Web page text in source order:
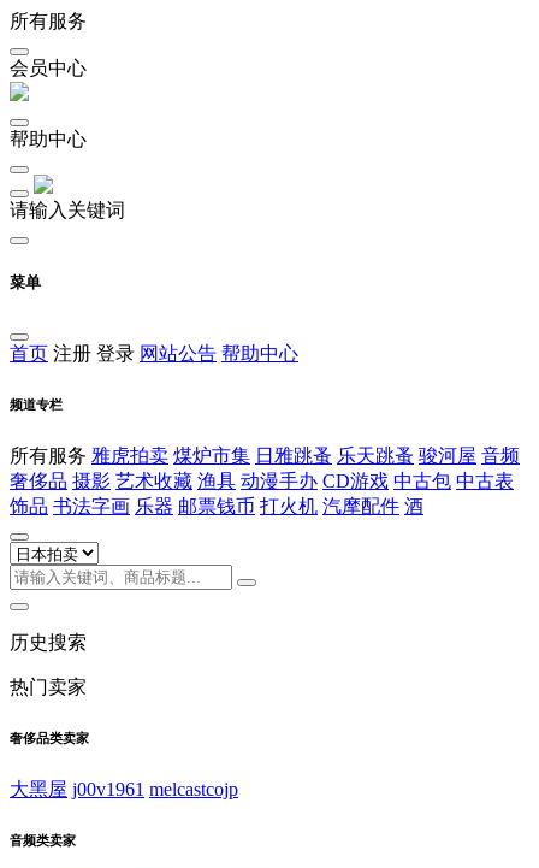
所有服务
会员中心
帮助中心
请输入关键词
菜单
首页 注册 登录 网站公告 帮助中心
频道专栏
所有服务 雅虎拍卖 煤炉市集 日雅跳蚤 乐天跳蚤 骏河屋 音频
奢侈品 摄影 艺术收藏 渔具 动漫手办 CD游戏 中古包 中古表
饰品 书法字画 乐器 邮票钱币 打火机 汽摩配件 酒
历史搜索
热门卖家
奢侈品类卖家
大黑屋 j00v1961 melcastcojp
音频类卖家